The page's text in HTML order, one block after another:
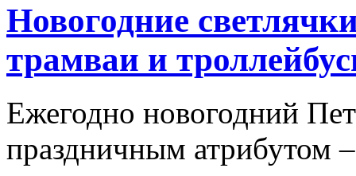
Новогодние
трамваи и
Ежегодно новогодний
праздничным атрибутом